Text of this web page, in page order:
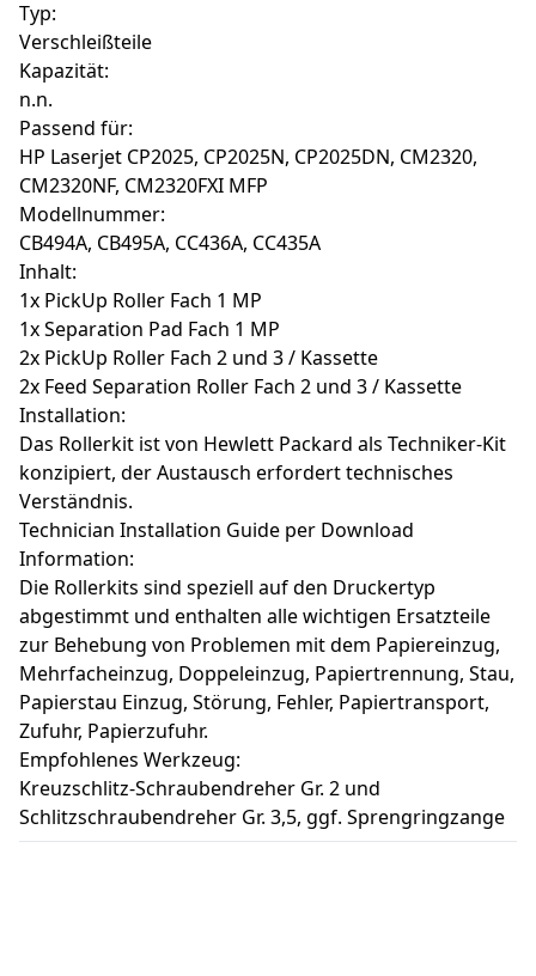
Typ:
Verschleißteile
Kapazität:
n.n.
Passend für:
HP Laserjet CP2025, CP2025N, CP2025DN, CM2320,
CM2320NF, CM2320FXI MFP
Modellnummer:
CB494A, CB495A, CC436A, CC435A
Inhalt:
1x PickUp Roller Fach 1 MP
1x Separation Pad Fach 1 MP
2x PickUp Roller Fach 2 und 3 / Kassette
2x Feed Separation Roller Fach 2 und 3 / Kassette
Installation:
Das Rollerkit ist von Hewlett Packard als Techniker-Kit
konzipiert, der Austausch erfordert technisches
Verständnis.
Technician Installation Guide per Download
Information:
Die Rollerkits sind speziell auf den Druckertyp
abgestimmt und enthalten alle wichtigen Ersatzteile
zur Behebung von Problemen mit dem Papiereinzug,
Mehrfacheinzug, Doppeleinzug, Papiertrennung, Stau,
Papierstau Einzug, Störung, Fehler, Papiertransport,
Zufuhr, Papierzufuhr.
Empfohlenes Werkzeug:
Kreuzschlitz-Schraubendreher Gr. 2 und
Schlitzschraubendreher Gr. 3,5, ggf. Sprengringzange